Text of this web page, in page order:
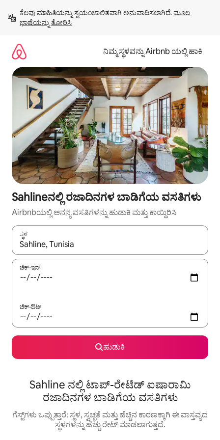
ಹೋಗಿ
ಕೆಲವು ಮಾಹಿತಿಯನ್ನು ಸ್ವಯಂಚಾಲಿತವಾಗಿ ಅನುವಾದಿಸಲಾಗಿದೆ. ಮೂಲ
ಭಾಷೆಯನ್ನು ತೋರಿಸಿ
ನಿಮ್ಮ ಸ್ಥಳವನ್ನು Airbnb ಯಲ್ಲಿ ಹಾಕಿ
Sahlineನಲ್ಲಿ ರಜಾದಿನಗಳ ಬಾಡಿಗೆಯ ವಸತಿಗಳು
Airbnbಯಲ್ಲಿ ಅನನ್ಯ ವಸತಿಗಳನ್ನು ಹುಡುಕಿ ಮತ್ತು ಕಾಯ್ದಿರಿಸಿ
ಸ್ಥಳ
ಫಲಿತಾಂಶಗಳು ಲಭ್ಯವಿರುವಾಗ, ಅಪ್ ಮತ್ತು ಡೌನ್ ಬಾಣದ ಕೀಲಿಗಳೊಂದಿಗೆ
ಚೆಕ್-ಇನ್
ಚೆಕ್-ಔಟ್
ಹುಡುಕಿ
Sahline ನಲ್ಲಿ ಟಾಪ್-ರೇಟೆಡ್ ಐಷಾರಾಮಿ
ರಜಾದಿನಗಳ ಬಾಡಿಗೆಯ ವಸತಿಗಳು
ಗೆಸ್ಟ್‌ಗಳು ಒಪ್ಪುತ್ತಾರೆ: ಸ್ಥಳ, ಸ್ವಚ್ಛತೆ ಮತ್ತು ಹೆಚ್ಚಿನ ಕಾರಣಕ್ಕಾಗಿ ಈ ವಾಸ್ತವ್ಯದ
ಸ್ಥಳಗಳನ್ನು ಹೆಚ್ಚು ರೇಟ್ ಮಾಡಲಾಗುತ್ತದೆ.